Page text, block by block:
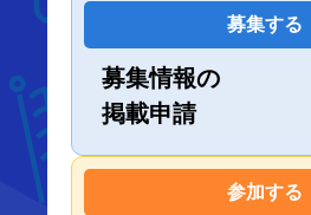
募集する
募集情報の
掲載申請
参加する